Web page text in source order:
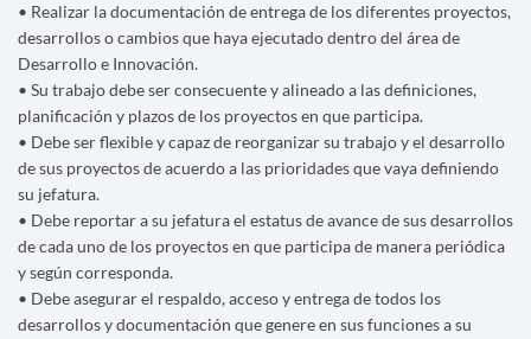
• Realizar la documentación de entrega de los diferentes proyectos,
desarrollos o cambios que haya ejecutado dentro del área de
Desarrollo e Innovación.
• Su trabajo debe ser consecuente y alineado a las definiciones,
planificación y plazos de los proyectos en que participa.
• Debe ser flexible y capaz de reorganizar su trabajo y el desarrollo
de sus proyectos de acuerdo a las prioridades que vaya definiendo
su jefatura.
• Debe reportar a su jefatura el estatus de avance de sus desarrollos
de cada uno de los proyectos en que participa de manera periódica
y según corresponda.
• Debe asegurar el respaldo, acceso y entrega de todos los
desarrollos y documentación que genere en sus funciones a su